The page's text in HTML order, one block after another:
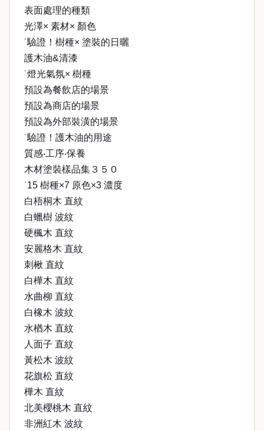
表面處理的種類
光澤× 素材× 顏色
˙驗證！樹種× 塗裝的日曬
護木油&清漆
˙燈光氣氛× 樹種
預設為餐飲店的場景
預設為商店的場景
預設為外部裝潢的場景
˙驗證！護木油的用途
質感‧工序‧保養
木材塗裝樣品集３５０
˙15 樹種×7 原色×3 濃度
白梧桐木 直紋
白蠟樹 波紋
硬楓木 直紋
安麗格木 直紋
刺楸 直紋
白樺木 直紋
水曲柳 直紋
白橡木 波紋
水楢木 直紋
人面子 直紋
黃松木 波紋
花旗松 直紋
樺木 直紋
北美櫻桃木 直紋
非洲紅木 波紋